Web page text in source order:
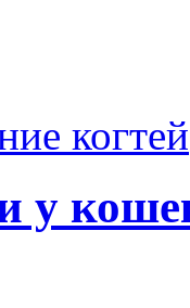
когтей
у